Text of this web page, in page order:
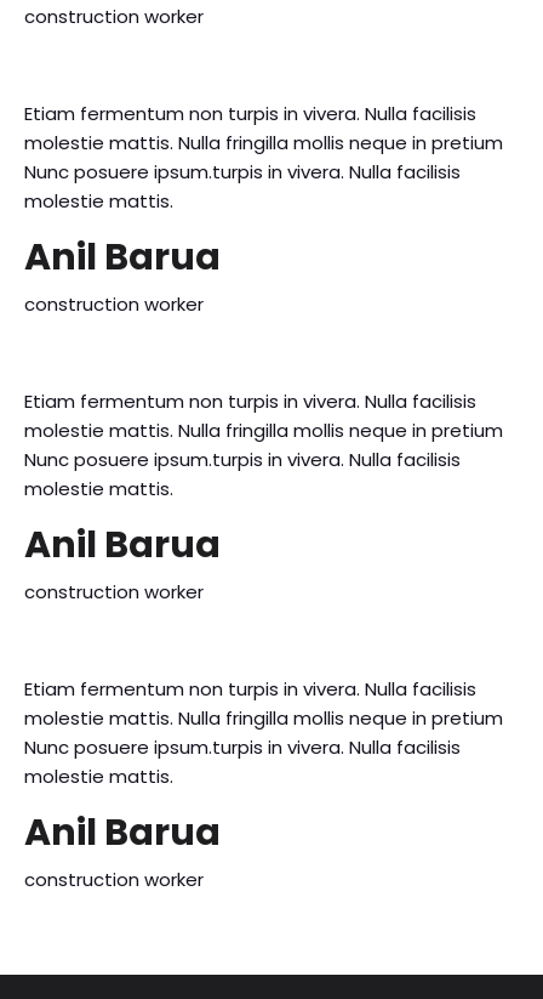
construction worker
Etiam fermentum non turpis in vivera. Nulla facilisis
molestie mattis. Nulla fringilla mollis neque in pretium
Nunc posuere ipsum.turpis in vivera. Nulla facilisis
molestie mattis.
Anil Barua
construction worker
Etiam fermentum non turpis in vivera. Nulla facilisis
molestie mattis. Nulla fringilla mollis neque in pretium
Nunc posuere ipsum.turpis in vivera. Nulla facilisis
molestie mattis.
Anil Barua
construction worker
Etiam fermentum non turpis in vivera. Nulla facilisis
molestie mattis. Nulla fringilla mollis neque in pretium
Nunc posuere ipsum.turpis in vivera. Nulla facilisis
molestie mattis.
Anil Barua
construction worker